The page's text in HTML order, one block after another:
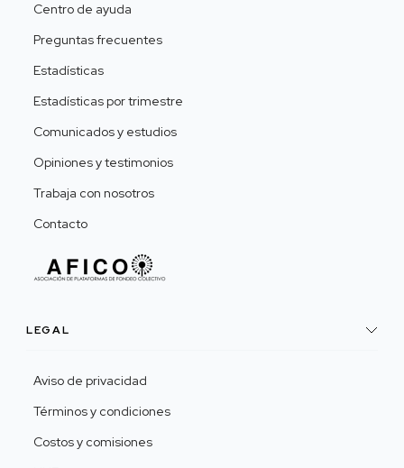
Centro de ayuda
Preguntas frecuentes
Estadísticas
Estadísticas por trimestre
Comunicados y estudios
Opiniones y testimonios
Trabaja con nosotros
Contacto
LEGAL
Aviso de privacidad
Términos y condiciones
Costos y comisiones